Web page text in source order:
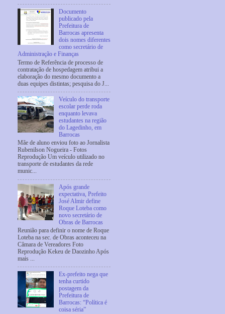
Documento
publicado pela
Prefeitura de
Barrocas apresenta
dois nomes diferentes
como secretário de
Administração e Finanças
Termo de Referência de processo de
contratação de hospedagem atribui a
elaboração do mesmo documento a
duas equipes distintas; pesquisa do J...
Veículo do transporte
escolar perde roda
enquanto levava
estudantes na região
do Lagedinho, em
Barrocas
Mãe de aluno enviou foto ao Jornalista
Rubenilson Nogueira - Fotos
Reprodução Um veículo utilizado no
transporte de estudantes da rede
munic...
Após grande
expectativa, Prefeito
José Almir define
Roque Loteba como
novo secretário de
Obras de Barrocas
Reunião para definir o nome de Roque
Loteba na sec. de Obras aconteceu na
Câmara de Vereadores Foto
Reprodução Kekeu de Daozinho Após
mais ...
Ex-prefeito nega que
tenha curtido
postagem da
Prefeitura de
Barrocas: “Política é
coisa séria”